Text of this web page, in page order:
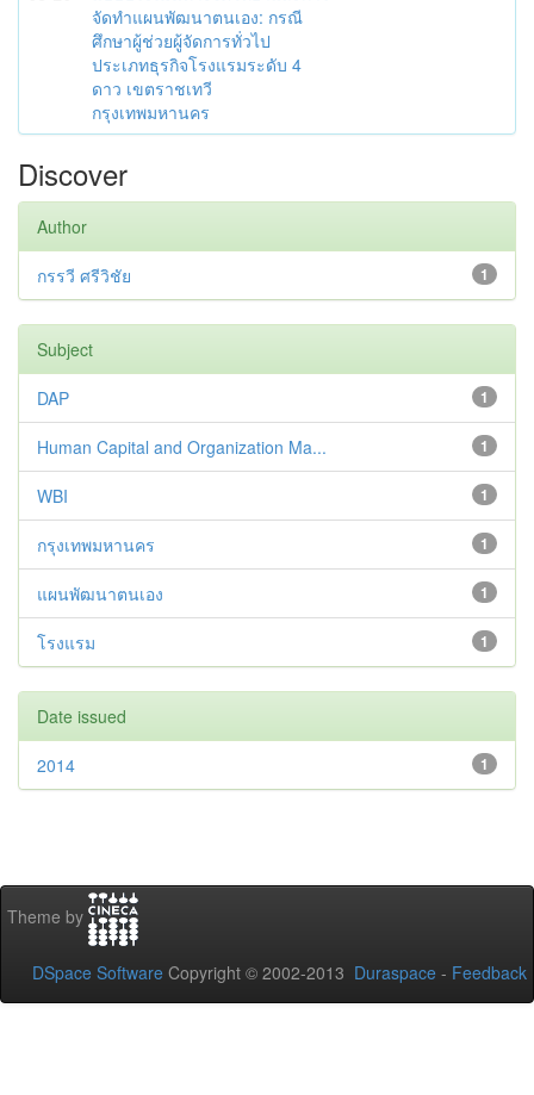
จัดทำแผนพัฒนาตนเอง: กรณี
ศึกษาผู้ช่วยผู้จัดการทั่วไป
ประเภทธุรกิจโรงแรมระดับ 4
ดาว เขตราชเทวี
กรุงเทพมหานคร
Discover
Author
1
กรรวี ศรีวิชัย
Subject
1
DAP
1
Human Capital and Organization Ma...
1
WBI
1
กรุงเทพมหานคร
1
แผนพัฒนาตนเอง
1
โรงแรม
Date issued
1
2014
Theme by
DSpace Software Copyright © 2002-2013 Duraspace - Feedback